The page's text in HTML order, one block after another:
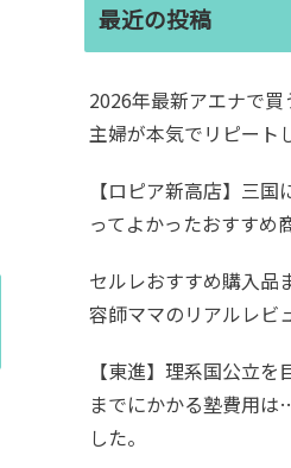
最近の投稿
2026年最新アエナで買
主婦が本気でリピート
【ロピア新高店】三
ってよかったおすすめ
セルレおすすめ購入品
容師ママのリアルレビ
【東進】理系国公立
までにかかる塾費用
した。